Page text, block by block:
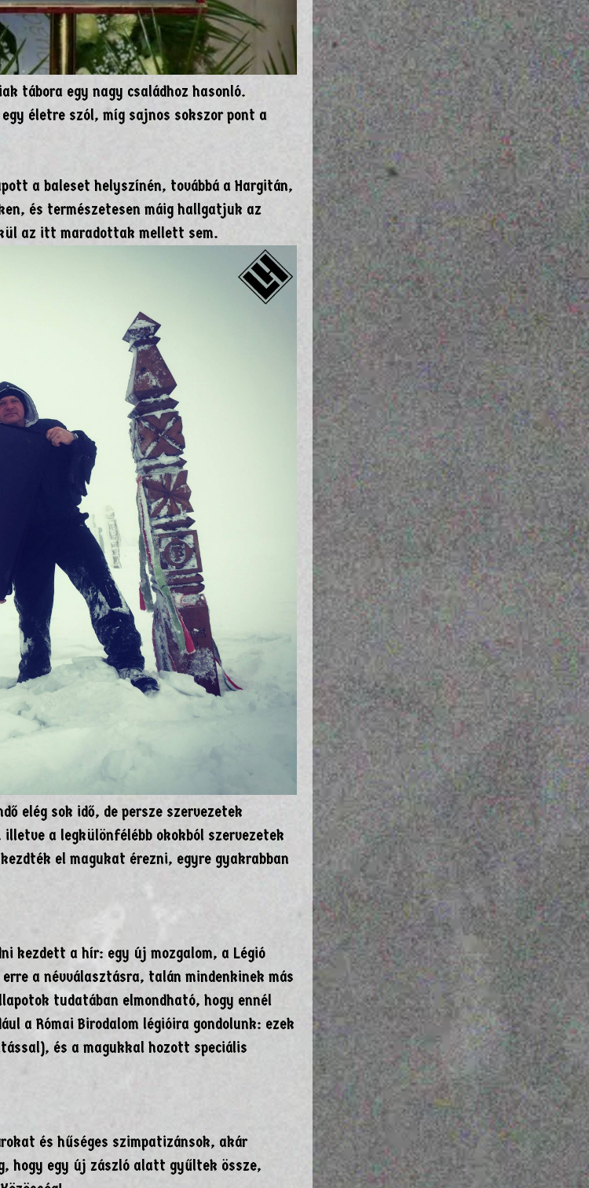
tábora egy nagy családhoz hasonló.
életre szól, míg sajnos sokszor pont a
a baleset helyszínén, továbbá a Hargitán,
és természetesen máig hallgatjuk az
az itt maradottak mellett sem.
elég sok idő, de persze szervezetek
a legkülönfélébb okokból szervezetek
el magukat érezni, egyre gyakrabban
kezdett a hír: egy új mozgalom, a Légió
a névválasztásra, talán mindenkinek más
tudatában elmondható, hogy ennél
a Római Birodalom légióira gondolunk: ezek
és a magukkal hozott speciális
és hűséges szimpatizánsok, akár
hogy egy új zászló alatt gyűltek össze,